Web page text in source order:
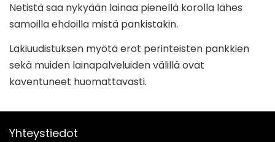
Netistä saa nykyään lainaa pienellä korolla lähes
samoilla ehdoilla mistä pankistakin.
Lakiuudistuksen myötä erot perinteisten pankkien
sekä muiden lainapalveluiden välillä ovat
kaventuneet huomattavasti.
Yhteystiedot